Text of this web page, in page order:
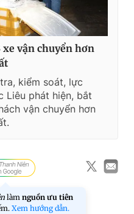
xe vận chuyển hơn
kiểm soát, lực
Liêu phát hiện, bắt
vận chuyển hơn
làm nguồn ưu tiên
Xem hướng dẫn.